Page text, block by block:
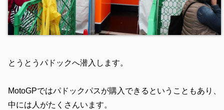
とうとうパドックへ潜入します。
MotoGPではパドックパスが購入できるということもあり、
中には人がたくさんいます。